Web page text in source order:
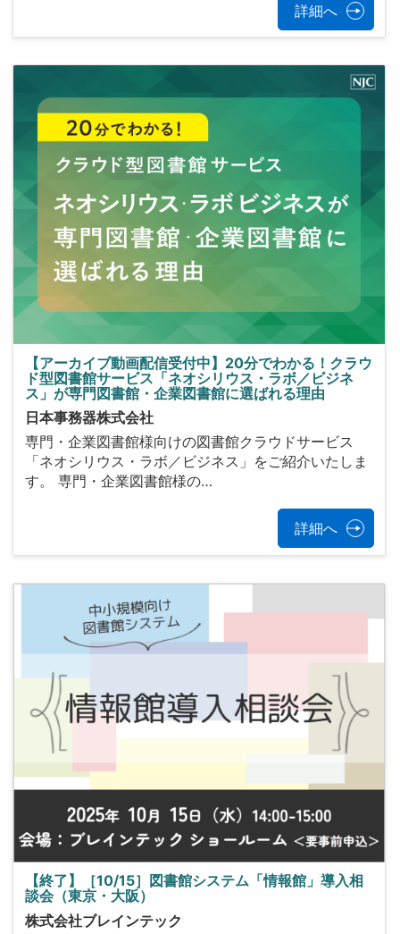
詳細へ
【アーカイブ動画配信受付中】20分でわかる！クラウ
ド型図書館サービス「ネオシリウス・ラボ／ビジネ
ス」が専門図書館・企業図書館に選ばれる理由
日本事務器株式会社
専門・企業図書館様向けの図書館クラウドサービス
「ネオシリウス・ラボ／ビジネス」をご紹介いたしま
す。 専門・企業図書館様の…
詳細へ
【終了】［10/15］図書館システム「情報館」導入相
談会（東京・大阪）
株式会社ブレインテック